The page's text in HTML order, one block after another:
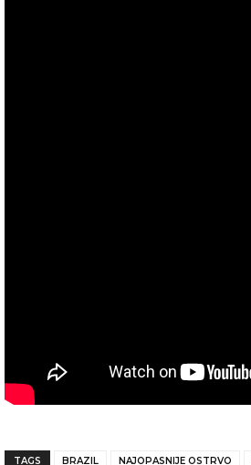
TAGS BRAZIL NAJOPASNIJE OSTRVO